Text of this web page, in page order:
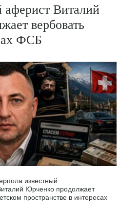
Виталий
вербовать
ФСБ
известный
Юрченко продолжает
пространстве в интересах